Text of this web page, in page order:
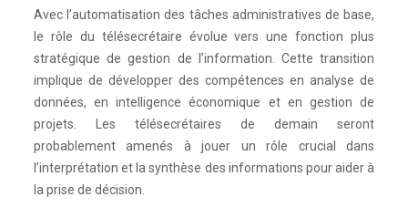
Avec l’automatisation des tâches administratives de base,
le rôle du télésecrétaire évolue vers une fonction plus
stratégique de gestion de l’information. Cette transition
implique de développer des compétences en analyse de
données, en intelligence économique et en gestion de
projets. Les télésecrétaires de demain seront
probablement amenés à jouer un rôle crucial dans
l’interprétation et la synthèse des informations pour aider à
la prise de décision.